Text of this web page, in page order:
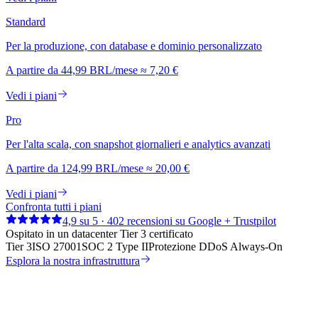
Standard
Per la produzione, con database e dominio personalizzato
A partire da 44,99 BRL/mese ≈ 7,20 €
Vedi i piani
Pro
Per l'alta scala, con snapshot giornalieri e analytics avanzati
A partire da 124,99 BRL/mese ≈ 20,00 €
Vedi i piani
Confronta tutti i piani
4,9 su 5 · 402 recensioni su Google + Trustpilot
Ospitato in un datacenter Tier 3 certificato
Tier 3ISO 27001 SOC 2 Type IIProtezione DDoS Always-On
Esplora la nostra infrastruttura